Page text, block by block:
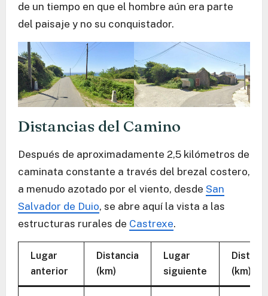
de un tiempo en que el hombre aún era parte
del paisaje y no su conquistador.
Distancias del Camino
Después de aproximadamente 2,5 kilómetros de
caminata constante a través del brezal costero,
a menudo azotado por el viento, desde San
Salvador de Duio, se abre aquí la vista a las
estructuras rurales de Castrexe.
Lugar
anterior
Distancia
(km)
Lugar
siguiente
(km)